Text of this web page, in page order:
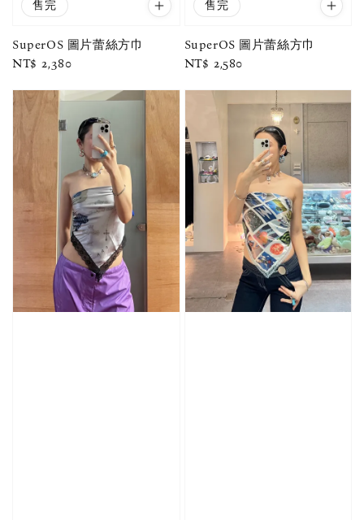
售完
SuperOS 圖片蕾絲方巾
Regular
NT$ 2,380
售完
SuperOS 圖片蕾絲方巾
Regular
NT$ 2,580